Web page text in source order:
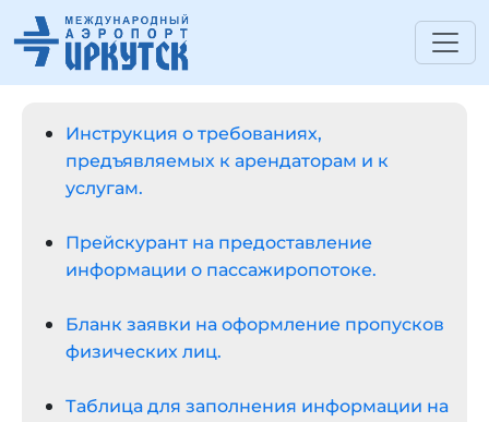
Инструкция о требованиях,
предъявляемых к арендаторам и к
услугам.
Прейскурант на предоставление
информации о пассажиропотоке.
Бланк заявки на оформление пропусков
физических лиц.
Таблица для заполнения информации на